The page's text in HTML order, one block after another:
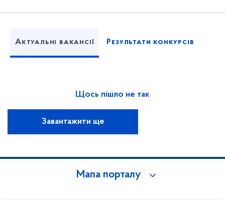
Актуальні вакансії Результати конкурсів
Щось пішло не так
Завантажити ще
Мапа порталу